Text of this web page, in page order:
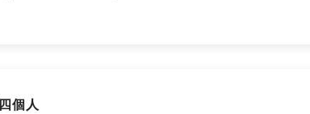
一段 ThreadsPowered by Firstory Hosting
個人